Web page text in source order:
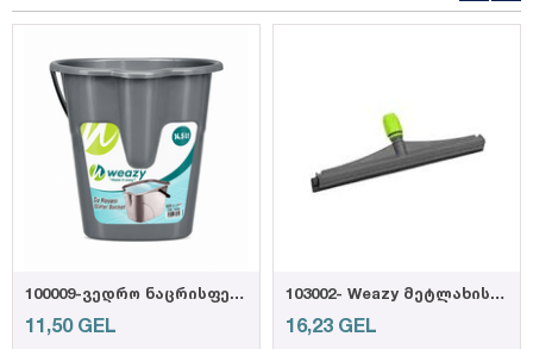
100009-ვედრო ნაცრისფერი 14,5ლ
11,50 GEL
103002- Weazy მეტლახის საწმენდი რეზინის პ...
16,23 GEL